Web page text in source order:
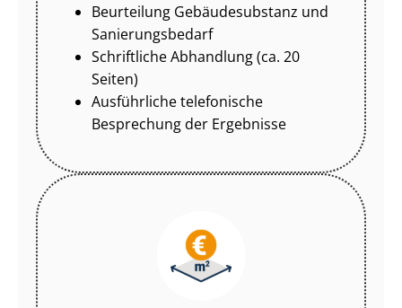
Beurteilung Gebäudesubstanz und
Sa­nie­rungs­be­darf
Schriftliche Abhandlung (ca. 20
Seiten)
Ausführliche telefonische
Besprechung der Ergebnisse